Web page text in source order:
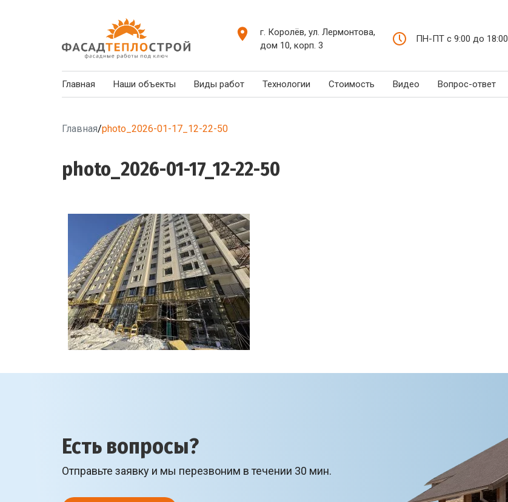
г. Королёв, ул. Лермонтова,
дом 10, корп. 3
ПН-ПТ с 9:00 до 18:00
Главная Наши объекты Виды работ Технологии Стоимость Видео Вопрос-ответ
Главная/photo_2026-01-17_12-22-50
photo_2026-01-17_12-22-50
Есть вопросы?
Отправьте заявку и мы перезвоним в течении 30 мин.